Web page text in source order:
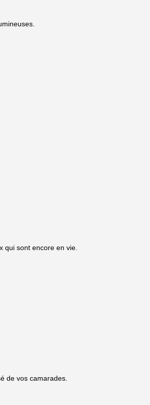
qui sont encore en vie.
de vos camarades.